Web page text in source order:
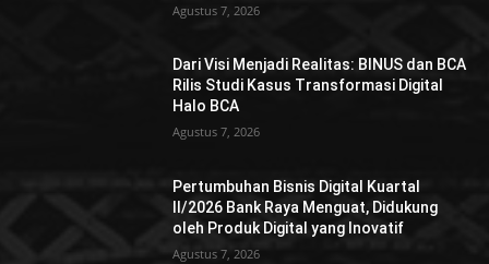
Agustus 7, 2026
Dari Visi Menjadi Realitas: BINUS dan BCA
Rilis Studi Kasus Transformasi Digital
Halo BCA
Agustus 7, 2026
Pertumbuhan Bisnis Digital Kuartal
II/2026 Bank Raya Menguat, Didukung
oleh Produk Digital yang Inovatif
Agustus 7, 2026